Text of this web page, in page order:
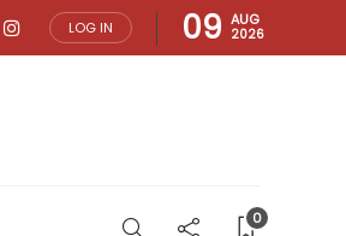
LOG IN 09 AUG
2026
0